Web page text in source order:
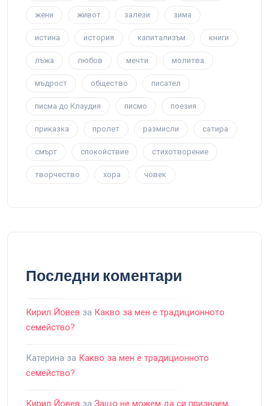
жени живот залези зима
истина история капитализъм книги
лъжа любов мечти молитва
мъдрост общество писател
писма до Клаудия писмо поезия
приказка пролет размисли сатира
смърт спокойствие стихотворение
творчество хора човек
Последни коментари
Кирил Йовев за Какво за мен е традиционното
семейство?
Катерина за Какво за мен е традиционното
семейство?
Кирил Йовев за Защо не можем да си признаем,